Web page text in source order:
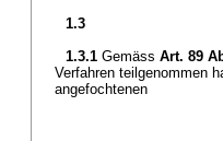
1.3
1.3.1 Gemäss Art. 89
Verfahren teilgenommen
angefochtenen